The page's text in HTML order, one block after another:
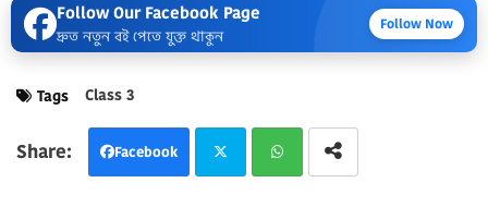
Follow Our Facebook Page
দ্রুত নতুন বই পেতে যুক্ত থাকুন
Follow Now
Tags Class 3
Facebook